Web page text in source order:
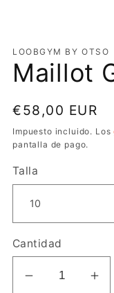
LOOBGYM BY OTSO
Maillot
Precio
habitual
€58,00 EUR
Impuesto incluido. Los
pantalla de pago.
Talla
Cantidad
Reducir